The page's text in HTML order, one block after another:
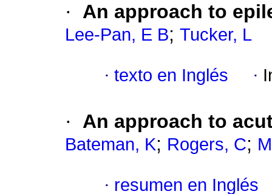
· An approach to
Lee-Pan, E B; Tucker, L
· texto en Inglés ·
· An approach to
Bateman, K; Rogers, C;
· resumen en Inglés